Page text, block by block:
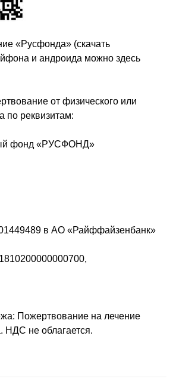
«Русфонда» (скачать
и андроида можно здесь
от физического или
по реквизитам:
фонд «РУСФОНД»
в АО «Райффайзенбанк»
Пожертвование на лечение
НДС не облагается.